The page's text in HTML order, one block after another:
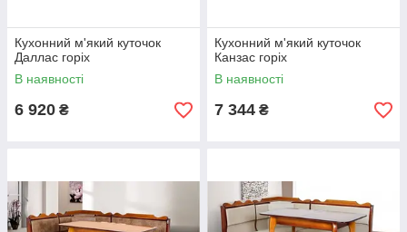
Кухонний м'який куточок
Даллас горіх
В наявності
6 920 ₴
Кухонний м'який куточок
Канзас горіх
В наявності
7 344 ₴